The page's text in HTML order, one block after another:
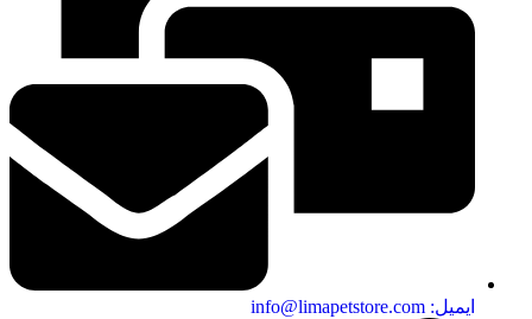
ایمیل: info@limapetstore.com